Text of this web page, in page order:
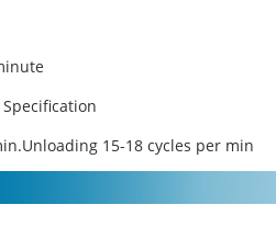
15-18 cycles per min